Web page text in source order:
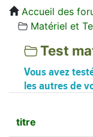
Accueil des
Matériel et
Test
Vous avez
les autres de
titre